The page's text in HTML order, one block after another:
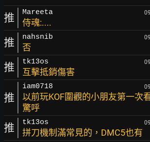
推 Mareeta
侍魂:....
推 nahsnib
否
推 tk13os
互擊抵銷傷害
推
iam0718
以前玩KOF圍觀的小朋友第一次
驚呼
推 tk13os
拼刀機制滿常見的，DMC5也有